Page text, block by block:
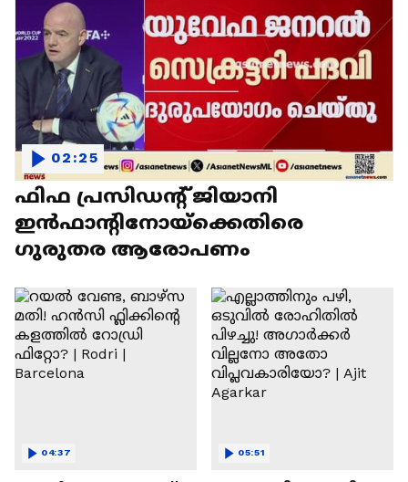
ഫിഫ പ്രസിഡന്റ് ജിയാനി
ഇൻഫാന്റിനോയ്‌ക്കെതിരെ
ഗുരുതര ആരോപണം
02:25
04:37 05:51